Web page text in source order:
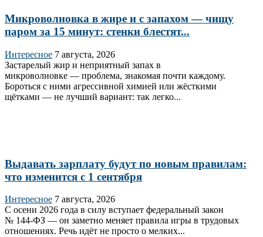
Микроволновка в жире и с запахом — чищу
паром за 15 минут: стенки блестят...
Интересное 7 августа, 2026
Застарелый жир и неприятный запах в
микроволновке — проблема, знакомая почти каждому.
Бороться с ними агрессивной химией или жёсткими
щётками — не лучший вариант: так легко...
Выдавать зарплату будут по новым правилам:
что изменится с 1 сентября
Интересное 7 августа, 2026
С осени 2026 года в силу вступает федеральный закон
№ 144‑ФЗ — он заметно меняет правила игры в трудовых
отношениях. Речь идёт не просто о мелких...